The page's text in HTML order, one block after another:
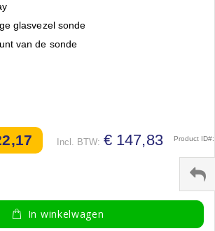
glasvezel sonde
van de sonde
€ 147,83 Product ID
In winkelwagen